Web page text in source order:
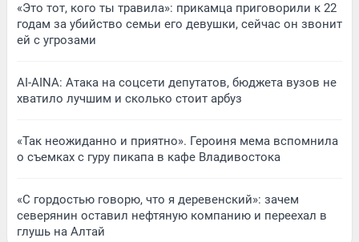
«Это тот, кого ты травила»: прикамца приговорили к 22
годам за убийство семьи его девушки, сейчас он звонит
ей с угрозами
AI-AINA: Атака на соцсети депутатов, бюджета вузов не
хватило лучшим и сколько стоит арбуз
«Так неожиданно и приятно». Героиня мема вспомнила
о съемках с гуру пикапа в кафе Владивостока
«С гордостью говорю, что я деревенский»: зачем
северянин оставил нефтяную компанию и переехал в
глушь на Алтай